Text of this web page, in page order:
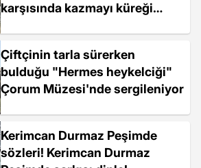
karşısında kazmayı küreği
altında
Çiftçinin tarla sürerken
bulduğu "Hermes heykelciği"
Çorum Müzesi'nde sergileniyor
Kerimcan Durmaz Peşimde
sözleri! Kerimcan Durmaz